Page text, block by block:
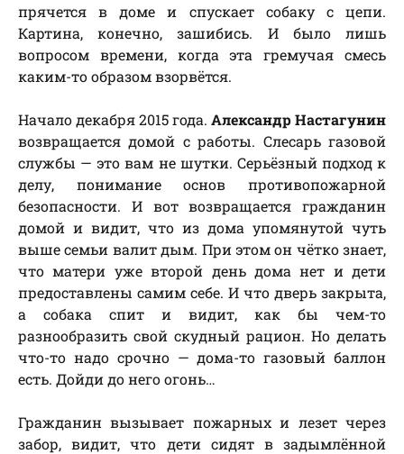
прячется в доме и спускает собаку с цепи.
Картина, конечно, зашибись. И было лишь
вопросом времени, когда эта гремучая смесь
каким-то образом взорвётся.
Начало декабря 2015 года. Александр Настагунин
возвращается домой с работы. Слесарь газовой
службы — это вам не шутки. Серьёзный подход к
делу, понимание основ противопожарной
безопасности. И вот возвращается гражданин
домой и видит, что из дома упомянутой чуть
выше семьи валит дым. При этом он чётко знает,
что матери уже второй день дома нет и дети
предоставлены самим себе. И что дверь закрыта,
а собака спит и видит, как бы чем-то
разнообразить свой скудный рацион. Но делать
что-то надо срочно — дома-то газовый баллон
есть. Дойди до него огонь…
Гражданин вызывает пожарных и лезет через
забор, видит, что дети сидят в задымлённой